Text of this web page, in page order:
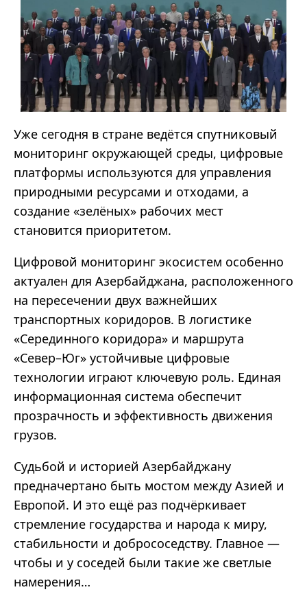
Уже сегодня в стране ведётся спутниковый
мониторинг окружающей среды, цифровые
платформы используются для управления
природными ресурсами и отходами, а
создание «зелёных» рабочих мест
становится приоритетом.
Цифровой мониторинг экосистем особенно
актуален для Азербайджана, расположенного
на пересечении двух важнейших
транспортных коридоров. В логистике
«Серединного коридора» и маршрута
«Север–Юг» устойчивые цифровые
технологии играют ключевую роль. Единая
информационная система обеспечит
прозрачность и эффективность движения
грузов.
Судьбой и историей Азербайджану
предначертано быть мостом между Азией и
Европой. И это ещё раз подчёркивает
стремление государства и народа к миру,
стабильности и добрососедству. Главное —
чтобы и у соседей были такие же светлые
намерения…